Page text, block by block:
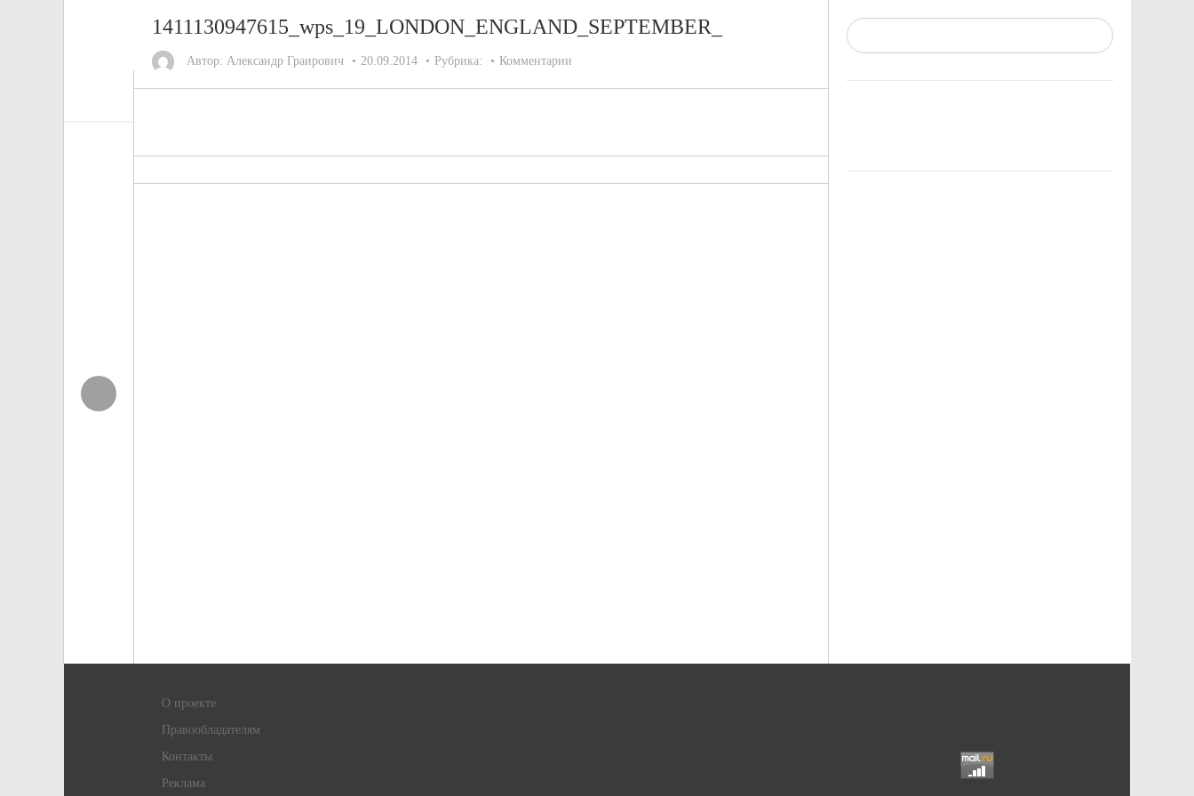
1411130947615_wps_19_LONDON_ENGLAND_SEPTEMBER_
Автор: Александр Граирович 20.09.2014 Рубрика: Комментарии
О проекте
Правообладателям
Контакты
Реклама